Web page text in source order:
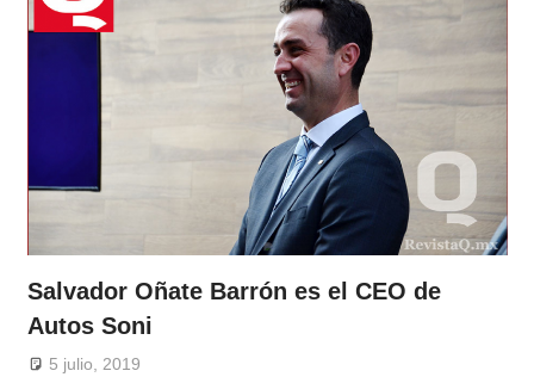
Salvador Oñate Barrón es el CEO de
Autos Soni
5 julio, 2019